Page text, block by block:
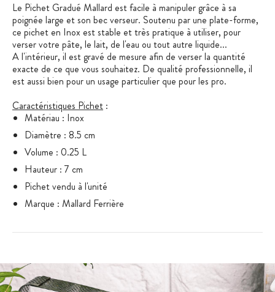
Le Pichet Gradué Mallard est facile à manipuler grâce à sa
poignée large et son bec verseur. Soutenu par une plate-forme,
ce pichet en Inox est stable et très pratique à utiliser, pour
verser votre pâte, le lait, de l'eau ou tout autre liquide...
A l'intérieur, il est gravé de mesure afin de verser la quantité
exacte de ce que vous souhaitez. De qualité professionnelle, il
est aussi bien pour un usage particulier que pour les pro.
Caractéristiques Pichet :
Matériau : Inox
Diamètre : 8.5 cm
Volume : 0.25 L
Hauteur : 7 cm
Pichet vendu à l'unité
Marque : Mallard Ferrière